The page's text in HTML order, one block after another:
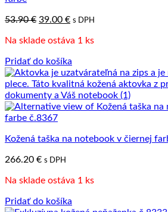
53.90€ Pôvodná
bola:
39.00 €Aktuálna
je:
s DPH
Na sklade ostáva 1 ks
Pridať do košíka
Kožená taška na notebook v čiernej
266.20 € s DPH
Na sklade ostáva 1 ks
Pridať do košíka